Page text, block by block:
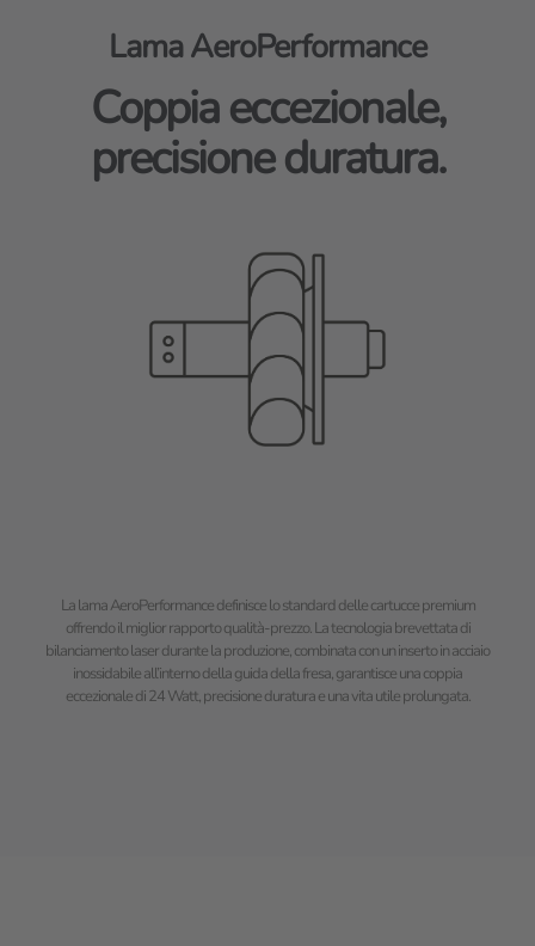
Lama AeroPerformance
Coppia eccezionale,
precisione duratura.
La lama AeroPerformance definisce lo standard delle cartucce premium
offrendo il miglior rapporto qualità-prezzo. La tecnologia brevettata di
bilanciamento laser durante la produzione, combinata con un inserto in acciaio
inossidabile all’interno della guida della fresa, garantisce una coppia
eccezionale di 24 Watt, precisione duratura e una vita utile prolungata.